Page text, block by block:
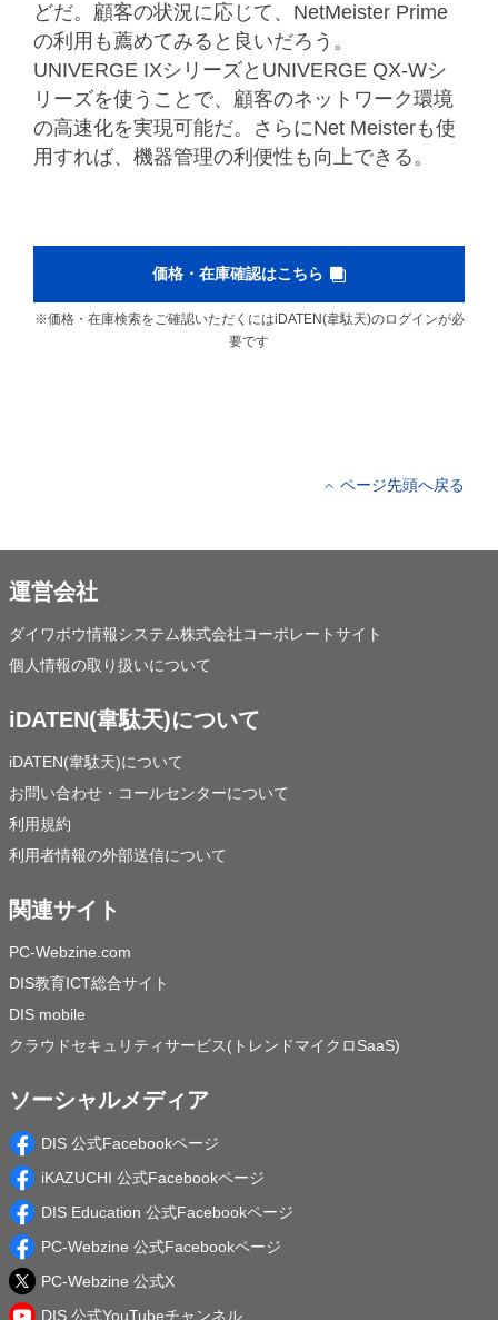
どだ。顧客の状況に応じて、NetMeister Prime
の利用も薦めてみると良いだろう。
UNIVERGE IXシリーズとUNIVERGE QX-Wシ
リーズを使うことで、顧客のネットワーク環境
の高速化を実現可能だ。さらにNet Meisterも使
用すれば、機器管理の利便性も向上できる。
価格・在庫確認はこちら
※価格・在庫検索をご確認いただくにはiDATEN(韋駄天)のログインが必
要です
ページ先頭へ戻る
運営会社
ダイワボウ情報システム株式会社コーポレートサイト
個人情報の取り扱いについて
iDATEN(韋駄天)について
iDATEN(韋駄天)について
お問い合わせ・コールセンターについて
利用規約
利用者情報の外部送信について
関連サイト
PC-Webzine.com
DIS教育ICT総合サイト
DIS mobile
クラウドセキュリティサービス(トレンドマイクロSaaS)
ソーシャルメディア
DIS 公式Facebookページ
iKAZUCHI 公式Facebookページ
DIS Education 公式Facebookページ
PC-Webzine 公式Facebookページ
PC-Webzine 公式X
DIS 公式YouTubeチャンネル